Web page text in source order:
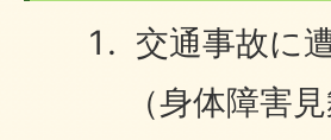
交通事故に
（身体障害